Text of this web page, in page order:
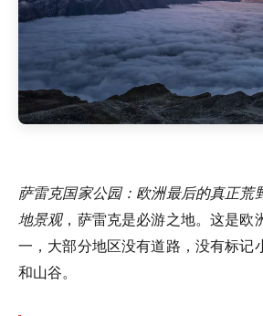
萨雷克国家公园：欧洲最后的真正荒
地景观，萨雷克是必游之地。这是欧
一，大部分地区没有道路，没有标记
和山谷。